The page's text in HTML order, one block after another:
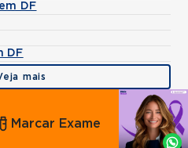
DF
DF
mais
Agende
por
Whatsapp
Marcar Exame